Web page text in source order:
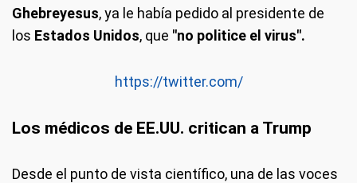
Ghebreyesus, ya le había pedido al presidente de
los Estados Unidos, que "no politice el virus".
https://twitter.com/
Los médicos de EE.UU. critican a Trump
Desde el punto de vista científico, una de las voces